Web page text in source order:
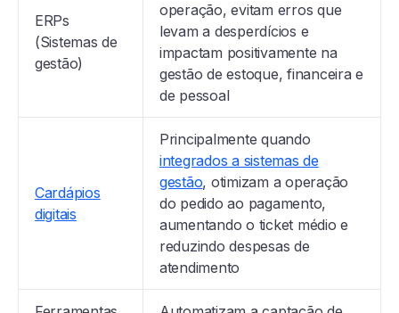
ERPs
(Sistemas de
gestão)
operação, evitam erros que
levam a desperdícios e
impactam positivamente na
gestão de estoque, financeira e
de pessoal
Cardápios
digitais
Principalmente quando
integrados a sistemas de
gestão, otimizam a operação
do pedido ao pagamento,
aumentando o ticket médio e
reduzindo despesas de
atendimento